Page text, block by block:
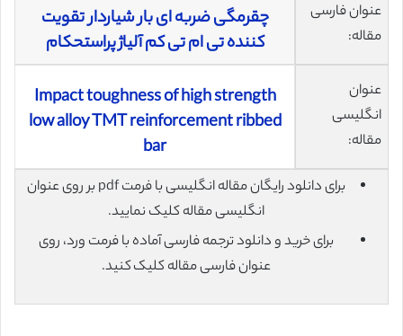
عنوان فارسی
مقاله:
چقرمگی ضربه ای بار شیاردار تقویت
کننده تی ام تی کم آلیاژ پراستحکام
عنوان
انگلیسی
مقاله:
Impact toughness of high strength
low alloy TMT reinforcement ribbed
bar
برای دانلود رایگان مقاله انگلیسی با فرمت pdf بر روی عنوان
انگلیسی مقاله کلیک نمایید.
برای خرید و دانلود ترجمه فارسی آماده با فرمت ورد، روی
عنوان فارسی مقاله کلیک کنید.